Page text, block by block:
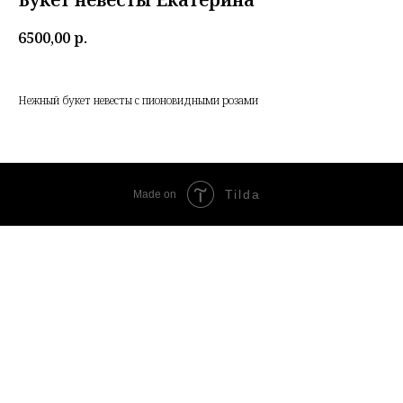
6500,00р.
Нежный букет невесты с пионовидными розами
Made on Tilda